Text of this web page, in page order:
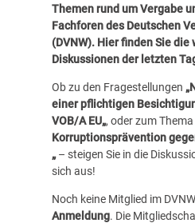
Themen rund um Vergabe
Fachforen des Deutschen
(DVNW). Hier finden Sie
Diskussionen der letzten
Ob zu den Fragestellungen „
einer pflichtigen
VOB/A EU„, oder zum Thema
Korruptionsprävention
„ – steigen Sie in die
sich aus!
Noch keine Mitglied im
Anmeldung. Die